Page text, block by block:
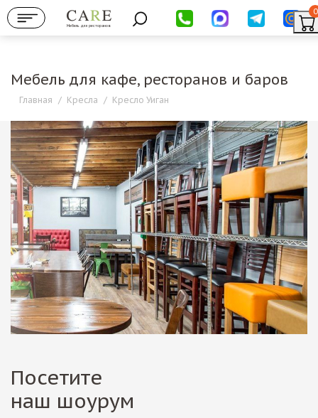
Мебель для ресторанов
0
Мебель для кафе, ресторанов и баров
Главная / Кресла / Кресло Уиган
Посетите
наш шоурум